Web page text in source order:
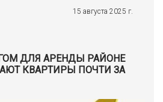
15 августа 2025 г.
ДЛЯ АРЕНДЫ РАЙОНЕ
КВАРТИРЫ ПОЧТИ ЗА